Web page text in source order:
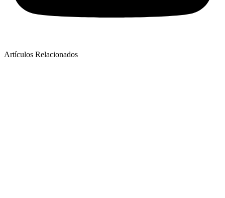
Artículos Relacionados